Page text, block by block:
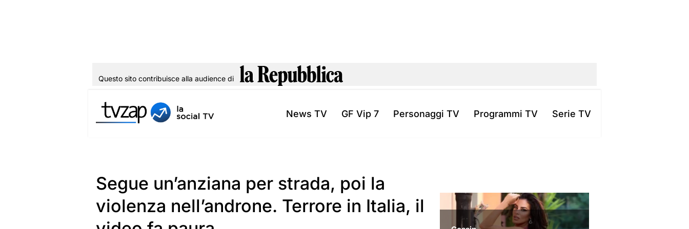
al
Questo sito contribuisce alla audience di
News TV GF Vip 7 Personaggi TV Programmi TV Serie TV
Segue un’anziana per strada, poi la
violenza nell’androne. Terrore in Italia, il